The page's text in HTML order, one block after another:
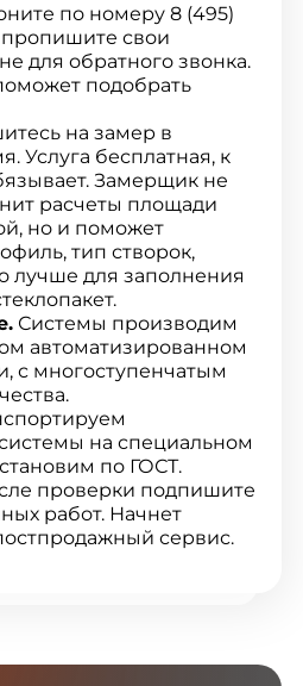
по номеру 8 (495)
пропишите свои
для обратного звонка.
подобрать
на замер в
Услуга бесплатная, к
Замерщик не
расчеты площади
но и поможет
тип створок,
лучше для заполнения
Системы производим
автоматизированном
с многоступенчатым
на специальном
по ГОСТ.
проверки подпишите
работ. Начнет
сервис.